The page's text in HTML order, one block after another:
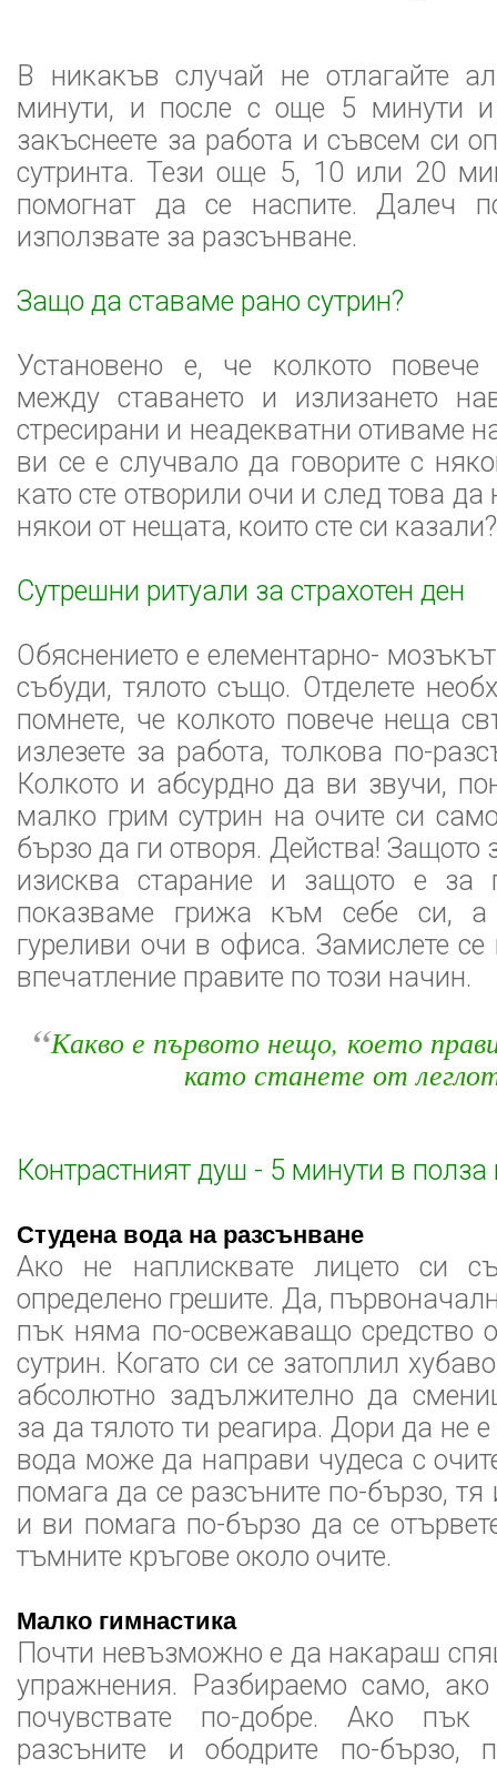
В никакъв случай не отлагайте
минути, и после с още 5 минути и
закъснеете за работа и съвсем си
сутринта. Тези още 5, 10 или 20
помогнат да се наспите. Далеч
използвате за разсънване.
Защо да ставаме рано сутрин?
Установено е, че колкото
между ставането и излизането
стресирани и неадекватни отиваме
ви се е случвало да говорите с
като сте отворили очи и след това
някои от нещата, които сте си казали?
Сутрешни ритуали за страхотен ден
Обяснението е елементарно-
събуди, тялото също. Отделете
помнете, че колкото повече неща
излезете за работа, толкова по-
Колкото и абсурдно да ви звучи,
малко грим сутрин на очите си
бързо да ги отворя. Действа! Защото
изисква старание и защото е за
показваме грижа към себе си,
гуреливи очи в офиса. Замислете
впечатление правите по този начин.
“Какво е първото нещо, което
като станете от
Контрастният душ - 5 минути в полза
Студена вода на разсънване
Ако не наплисквате лицето си
определено грешите. Да,
пък няма по-освежаващо средство
сутрин. Когато си се затоплил
абсолютно задължително да
за да тялото ти реагира. Дори да не
вода може да направи чудеса с
помага да се разсъните по-бързо, тя
и ви помага по-бързо да се
тъмните кръгове около очите.
Малко гимнастика
Почти невъзможно е да накараш
упражнения. Разбираемо само,
почувствате по-добре. Ако
разсъните и ободрите по-бързо,